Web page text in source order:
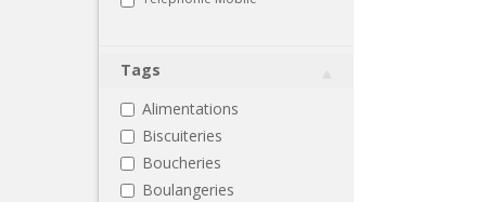
Tags
Alimentations
Biscuiteries
Boucheries
Boulangeries